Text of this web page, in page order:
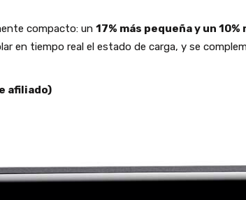
compacto: un 17% más pequeña y un
en tiempo real el estado de carga, y se
afiliado)